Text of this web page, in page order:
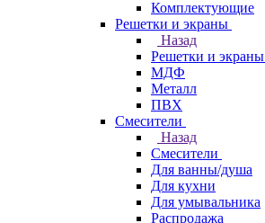
Комплектующие
Решетки и экраны
Назад
Решетки и экраны
МДФ
Металл
ПВХ
Смесители
Назад
Смесители
Для ванны/душа
Для кухни
Для умывальника
Распродажа